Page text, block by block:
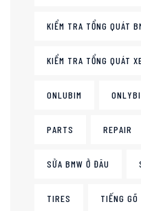
KIỂM TRA TỔNG QUÁT
KIỂM TRA TỔNG QUÁT
ONLUBIM
PARTS REPAIR
SỬA BMW Ở ĐÂU
TIRES TIẾNG GÕ